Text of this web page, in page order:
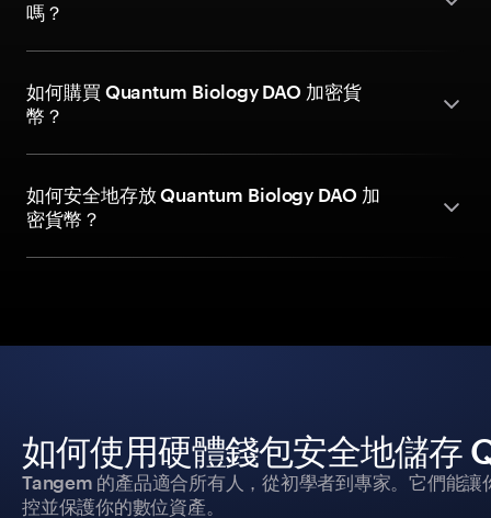
嗎？
如何購買 Quantum Biology DAO 加密貨
幣？
如何安全地存放 Quantum Biology DAO 加
密貨幣？
如何使用硬體錢包安全地儲存
Tangem 的產品適合所有人，從初學者到專家。它們能
控並保護你的數位資產。